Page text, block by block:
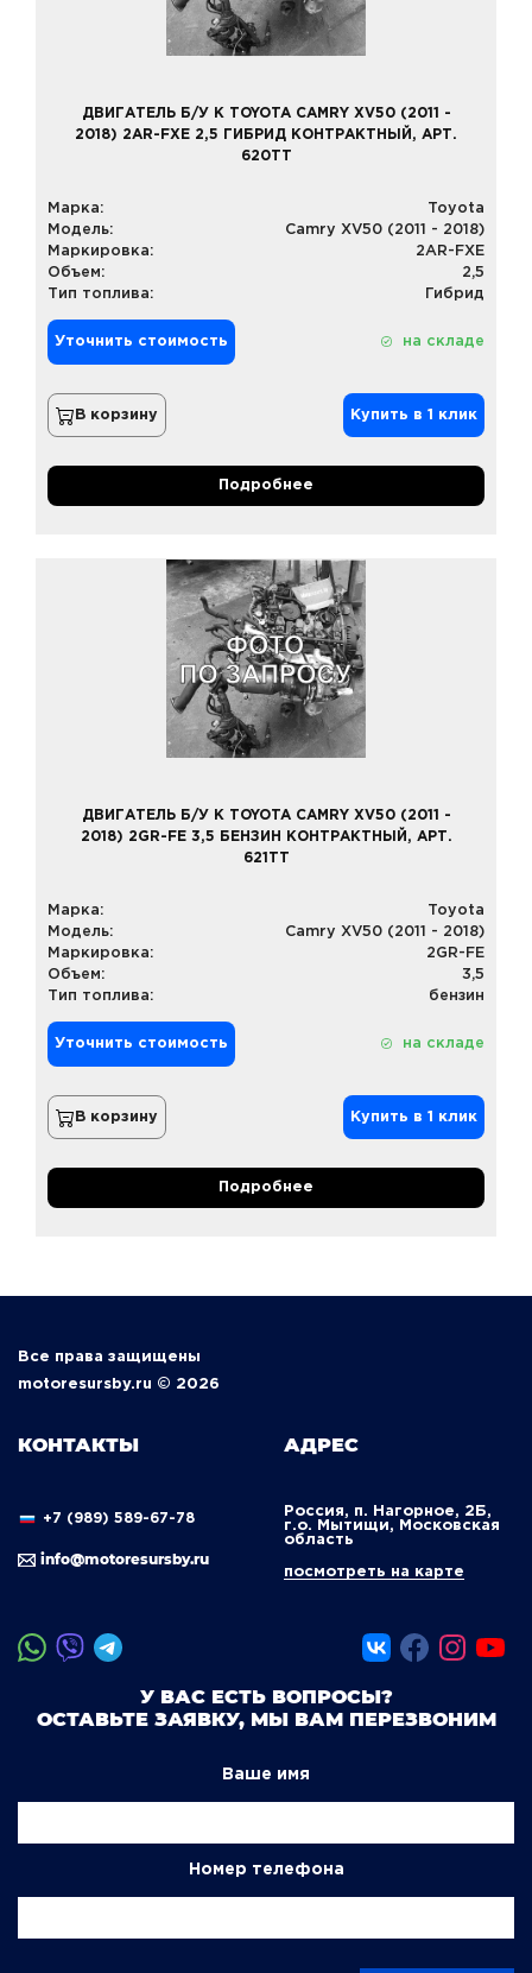
ДВИГАТЕЛЬ Б/У К TOYOTA CAMRY XV50 (2011 -
2018) 2AR-FXE 2,5 ГИБРИД КОНТРАКТНЫЙ, АРТ.
620TT
Марка:
Toyota
Модель:
Camry XV50 (2011 - 2018)
Маркировка:
2AR-FXE
Объем:
2,5
Тип топлива:
Гибрид
Уточнить стоимость на складе
В корзину Купить в 1 клик
Подробнее
ДВИГАТЕЛЬ Б/У К TOYOTA CAMRY XV50 (2011 -
2018) 2GR-FE 3,5 БЕНЗИН КОНТРАКТНЫЙ, АРТ.
621TT
Марка:
Toyota
Модель:
Camry XV50 (2011 - 2018)
Маркировка:
2GR-FE
Объем:
3,5
Тип топлива:
бензин
Уточнить стоимость на складе
В корзину Купить в 1 клик
Подробнее
Все права защищены
motoresursby.ru © 2026
КОНТАКТЫ
+7 (989) 589-67-78
info@motoresursby.ru
АДРЕС
Россия, п. Нагорное, 2Б,
г.о. Мытищи, Московская
область
посмотреть на карте
У ВАС ЕСТЬ ВОПРОСЫ?
ОСТАВЬТЕ ЗАЯВКУ, МЫ ВАМ ПЕРЕЗВОНИМ
Ваше имя
Номер телефона